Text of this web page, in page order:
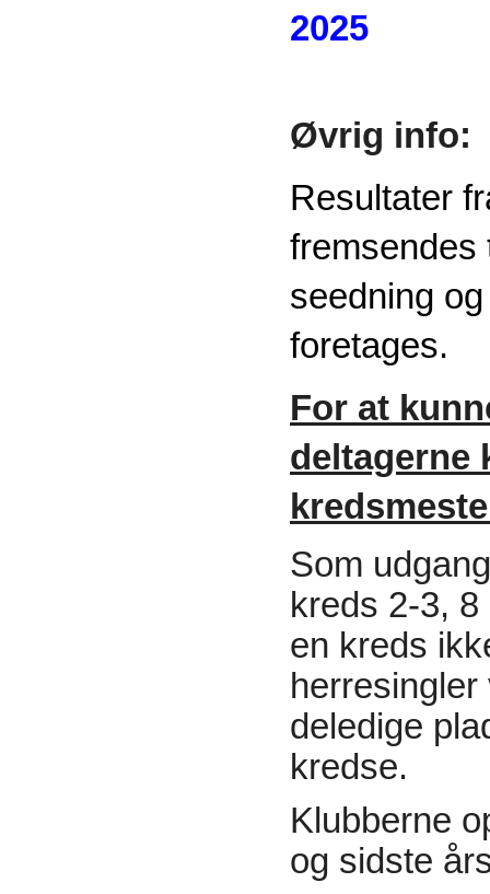
2025
Øvrig info:
Resultater
fremsendes
seedning
foretages.
For at
deltagerne
Som
kreds 2-3,
en kreds
deledige
kredse.
Klubberne
og sidste